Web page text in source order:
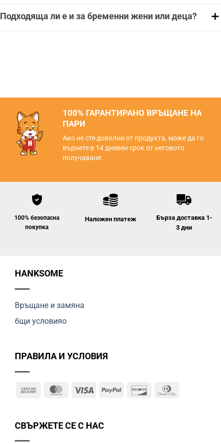
Подходяща ли е и за бременни жени или деца?
100% ГАРАНТИРАНО ВРЪЩАНЕ НА
ПАРИ
Ако не сте доволни от продукта, може да го
върнете в 14 дневен срок от неговото
получаване.
100% безопасна
покупка
Наложен платеж
Бърза доставка 1-
3 дни
HANKSOME
Връщане и замяна
бщи условияо
ПРАВИЛА И УСЛОВИЯ
Cash
MasterCard
Visa PayPal Discover
СВЪРЖЕТЕ СЕ С НАС